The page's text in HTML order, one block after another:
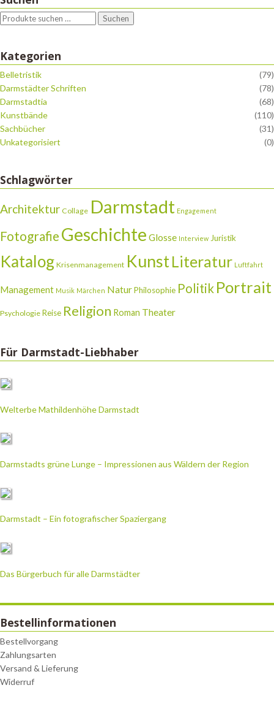
Suchen
Kategorien
Belletristik
(79)
Darmstädter Schriften
(78)
Darmstadtia
(68)
Kunstbände
(110)
Sachbücher
(31)
Unkategorisiert
(0)
Schlagwörter
Architektur Collage Darmstadt Engagement
Fotografie Geschichte Glosse Interview Juristik
Katalog Krisenmanagement KunstLiteratur Luftfahrt
Management Musik Märchen NaturPhilosophie Politik Portrait
Psychologie Reise Religion Roman Theater
Für Darmstadt-Liebhaber
Welterbe Mathildenhöhe Darmstadt
Darmstadts grüne Lunge – Impressionen aus Wäldern der Region
Darmstadt – Ein fotografischer Spaziergang
Das Bürgerbuch für alle Darmstädter
Bestellinformationen
Bestellvorgang
Zahlungsarten
Versand & Lieferung
Widerruf